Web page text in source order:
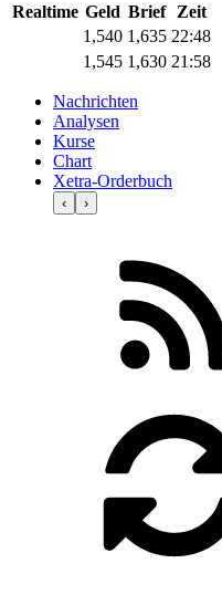
Realtime Geld Brief
Zeit
1,540 1,635 22:48
1,545 1,630 21:58
Nachrichten
Analysen
Kurse
Chart
Xetra-Orderbuch
‹ ›